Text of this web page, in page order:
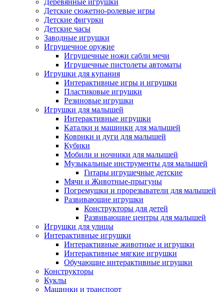
Деревянные игрушки
Детские сюжетно-ролевые игры
Детские фигурки
Детские часы
Заводные игрушки
Игрушечное оружие
Игрушечные ножи сабли мечи
Игрушечные пистолеты автоматы
Игрушки для купания
Интерактивные игры и игрушки
Пластиковые игрушки
Резиновые игрушки
Игрушки для малышей
Интерактивные игрушки
Каталки и машинки для малышей
Коврики и дуги для малышей
Кубики
Мобили и ночники для малышей
Музыкальные инструменты для малышей
Гитары игрушечные детские
Мячи и Животные-прыгуны
Погремушки и прорезыватели для малышей
Развивающие игрушки
Конструкторы для детей
Развивающие центры для малышей
Игрушки для улицы
Интерактивные игрушки
Интерактивные животные и игрушки
Интерактивные мягкие игрушки
Обучающие интерактивные игрушки
Конструкторы
Куклы
Машинки и транспорт